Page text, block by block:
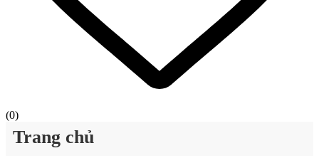
(0)
Trang chủ